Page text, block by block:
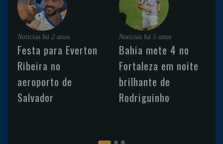
Noticias há 2 anos
Festa para Everton
Ribeira no
aeroporto de
Salvador
Noticias há 5 anos
Bahia mete 4 no
Fortaleza em noite
brilhante de
Rodriguinho